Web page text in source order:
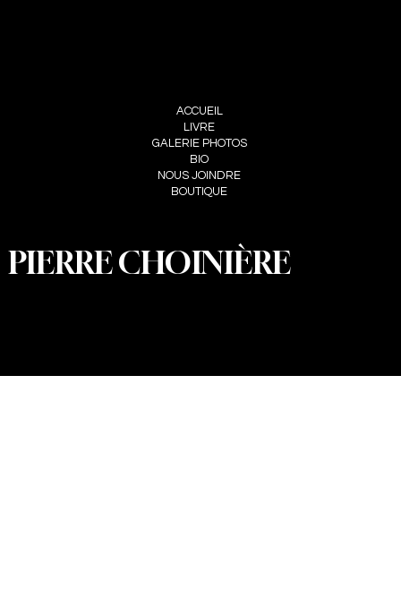
ACCUEIL
LIVRE
GALERIE PHOTOS
BIO
NOUS JOINDRE
BOUTIQUE
PIERRE CHOINIÈRE